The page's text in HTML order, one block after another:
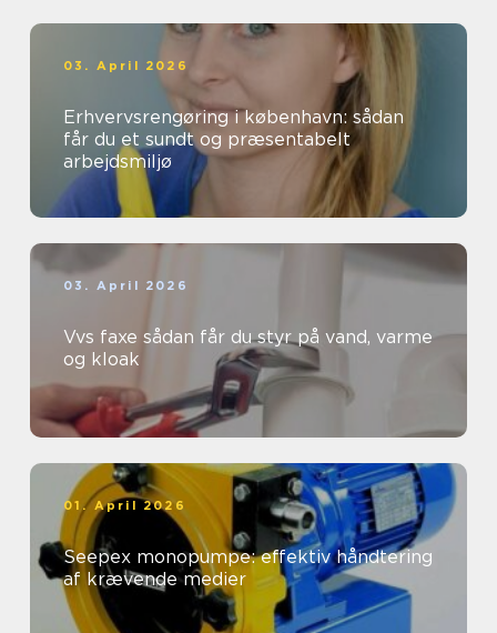
03. April 2026
Erhvervsrengøring i københavn: sådan
får du et sundt og præsentabelt
arbejdsmiljø
03. April 2026
Vvs faxe sådan får du styr på vand, varme
og kloak
01. April 2026
Seepex monopumpe: effektiv håndtering
af krævende medier